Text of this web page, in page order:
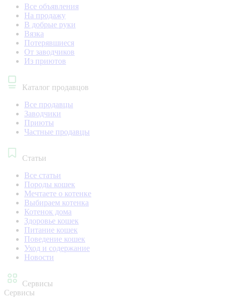
Все объявления
На продажу
В добрые руки
Вязка
Потерявшиеся
От заводчиков
Из приютов
Каталог продавцов
Все продавцы
Заводчики
Приюты
Частные продавцы
Статьи
Все статьи
Породы кошек
Мечтаете о котенке
Выбираем котенка
Котенок дома
Здоровье кошек
Питание кошек
Поведение кошек
Уход и содержание
Новости
Сервисы
Сервисы